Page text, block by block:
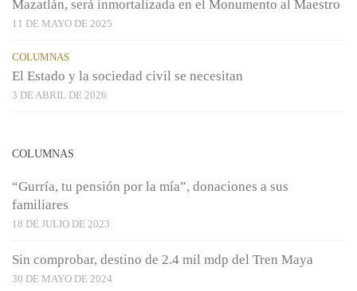
Mazatlán, será inmortalizada en el Monumento al Maestro
11 DE MAYO DE 2025
COLUMNAS
El Estado y la sociedad civil se necesitan
3 DE ABRIL DE 2026
COLUMNAS
“Gurría, tu pensión por la mía”, donaciones a sus
familiares
18 DE JULIO DE 2023
Sin comprobar, destino de 2.4 mil mdp del Tren Maya
30 DE MAYO DE 2024